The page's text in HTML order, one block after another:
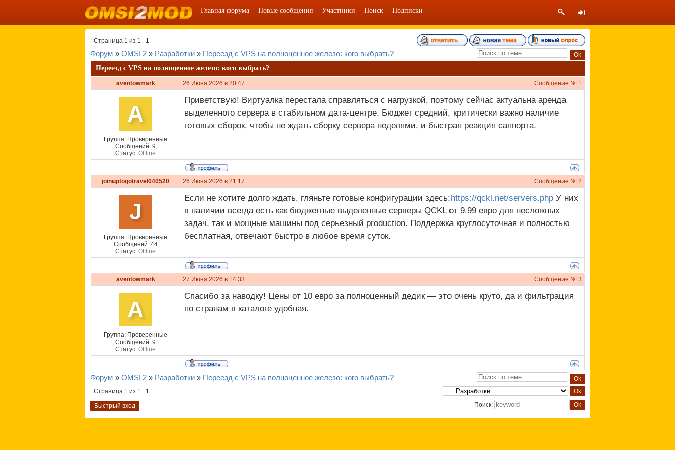
Главная форума Новые сообщения Участники Поиск Подписки
Страница 1 из 1 1
Форум » OMSI 2 » Разработки » Переезд с VPS на полноценное железо: кого выбрать?
Переезд с VPS на полноценное железо: кого выбрать?
aventowmark 26 Июня 2026 в 20:47 Сообщение № 1
A
Группа: Проверенные
Сообщений: 9
Статус: Offline
Приветствую! Виртуалка перестала справляться с нагрузкой, поэтому сейчас актуальна аренда
выделенного сервера в стабильном дата-центре. Бюджет средний, критически важно наличие
готовых сборок, чтобы не ждать сборку сервера неделями, и быстрая реакция саппорта.
joinuptogotravel040520 26 Июня 2026 в 21:17 Сообщение № 2
J
Группа: Проверенные
Сообщений: 44
Статус: Offline
Если не хотите долго ждать, гляньте готовые конфигурации здесь:https://qckl.net/servers.phpУ них
в наличии всегда есть как бюджетные выделенные серверы QCKL от 9.99 евро для несложных
задач, так и мощные машины под серьезный production. Поддержка круглосуточная и полностью
бесплатная, отвечают быстро в любое время суток.
aventowmark 27 Июня 2026 в 14:33 Сообщение № 3
A
Группа: Проверенные
Сообщений: 9
Статус: Offline
Спасибо за наводку! Цены от 10 евро за полноценный дедик — это очень круто, да и фильтрация
по странам в каталоге удобная.
Форум » OMSI 2 » Разработки » Переезд с VPS на полноценное железо: кого выбрать?
Страница 1 из 1
1
Поиск: